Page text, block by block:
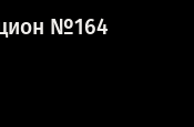
№164